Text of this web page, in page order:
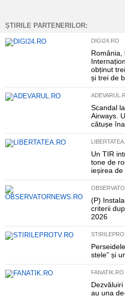
ȘTIRILE PARTENERILOR:
DIGI24.RO
România,
obținut
și trei de
Scandal
Airways.
cătușe
Un TIR
tone de
ieșirea
(P)
criterii
2026
stele” și
FANATIK.RO
Dezvăluiri
au una